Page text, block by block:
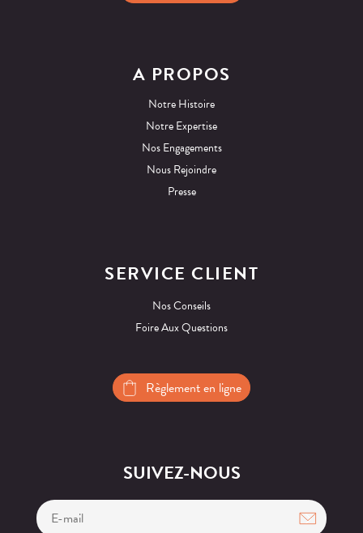
A PROPOS
Notre Histoire
Notre Expertise
Nos Engagements
Nous Rejoindre
Presse
SERVICE CLIENT
Nos Conseils
Foire Aux Questions
Règlement en ligne
SUIVEZ-NOUS